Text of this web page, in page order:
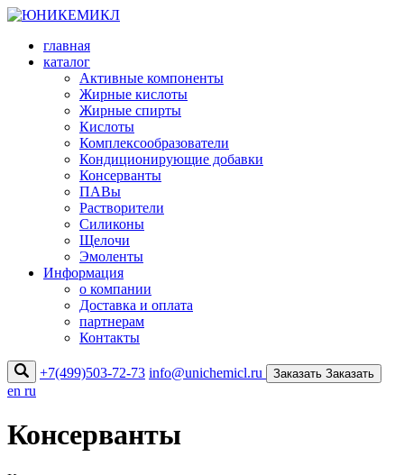
главная
каталог
Активные компоненты
Жирные кислоты
Жирные спирты
Кислоты
Комплексообразователи
Кондиционирующие добавки
Консерванты
ПАВы
Растворители
Силиконы
Щелочи
Эмоленты
Информация
о компании
Доставка и оплата
партнерам
Контакты
+7(499)503-72-73 info@unichemicl.ru Заказать Заказать
en ru
Консерванты